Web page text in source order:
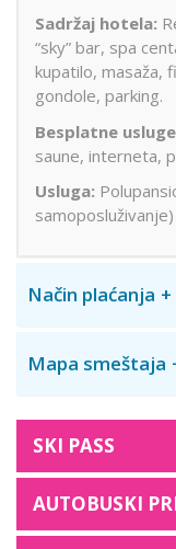
Sadržaj hotela:
“sky” bar, spa
kupatilo, masaža,
gondole, parking.
Besplatne
saune, interneta,
Usluga:
samoposluživanje)
Način plaćanja
Mapa smeštaja
SKI PASS
AUTOBUSKI